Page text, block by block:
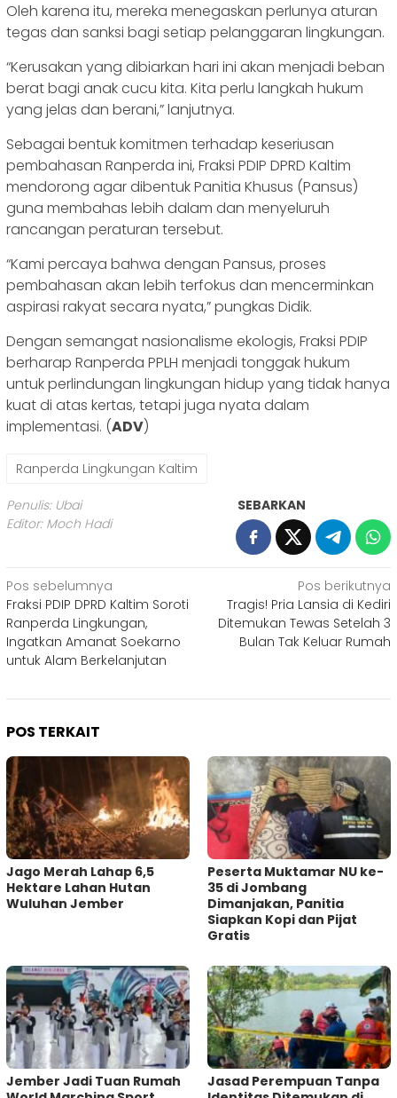
Oleh karena itu, mereka menegaskan perlunya aturan
tegas dan sanksi bagi setiap pelanggaran lingkungan.
“Kerusakan yang dibiarkan hari ini akan menjadi beban
berat bagi anak cucu kita. Kita perlu langkah hukum
yang jelas dan berani,” lanjutnya.
Sebagai bentuk komitmen terhadap keseriusan
pembahasan Ranperda ini, Fraksi PDIP DPRD Kaltim
mendorong agar dibentuk Panitia Khusus (Pansus)
guna membahas lebih dalam dan menyeluruh
rancangan peraturan tersebut.
“Kami percaya bahwa dengan Pansus, proses
pembahasan akan lebih terfokus dan mencerminkan
aspirasi rakyat secara nyata,” pungkas Didik.
Dengan semangat nasionalisme ekologis, Fraksi PDIP
berharap Ranperda PPLH menjadi tonggak hukum
untuk perlindungan lingkungan hidup yang tidak hanya
kuat di atas kertas, tetapi juga nyata dalam
implementasi. (ADV)
Ranperda Lingkungan Kaltim
Penulis: Ubai
Editor: Moch Hadi
SEBARKAN
Navigasi
pos
Pos sebelumnya
Fraksi PDIP DPRD Kaltim Soroti
Ranperda Lingkungan,
Ingatkan Amanat Soekarno
untuk Alam Berkelanjutan
Pos berikutnya
Tragis! Pria Lansia di Kediri
Ditemukan Tewas Setelah 3
Bulan Tak Keluar Rumah
POS TERKAIT
Jago Merah Lahap 6,5
Hektare Lahan Hutan
Wuluhan Jember
Peserta Muktamar NU ke-
35 di Jombang
Dimanjakan, Panitia
Siapkan Kopi dan Pijat
Gratis
Jember Jadi Tuan Rumah
Jasad Perempuan Tanpa